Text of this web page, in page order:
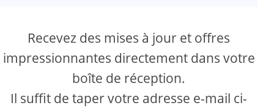
Recevez des mises à jour et offres
impressionnantes directement dans votre
boîte de réception.
Il suffit de taper votre adresse e-mail ci-